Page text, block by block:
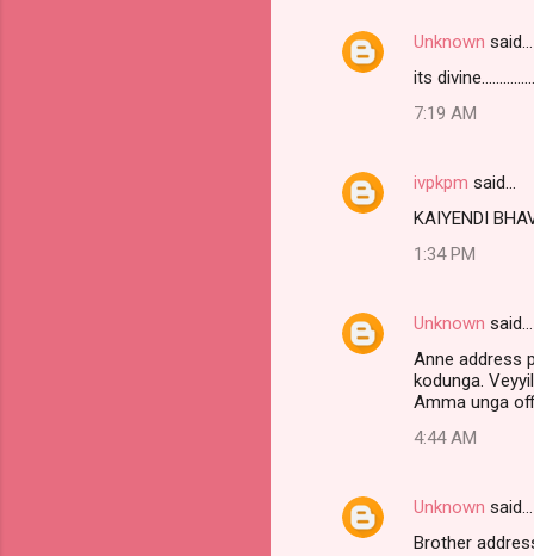
Unknown said…
its divine...............
7:19 AM
ivpkpm said…
KAIYENDI
1:34 PM
Unknown said…
Anne address
kodunga.
Amma unga
4:44 AM
Unknown said…
Brother